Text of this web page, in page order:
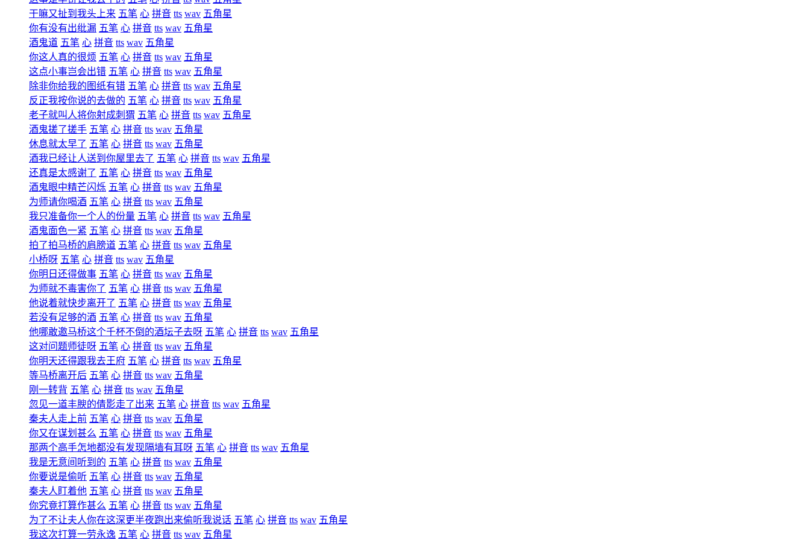
干嘛又扯到我头上来 五笔 心 拼音 tts wav 五角星
你有没有出纰漏 五笔 心 拼音 tts wav 五角星
酒鬼道 五笔 心 拼音 tts wav 五角星
你这人真的很烦 五笔 心 拼音 tts wav 五角星
这点小事岂会出错 五笔 心 拼音 tts wav 五角星
除非你给我的图纸有错 五笔 心 拼音 tts wav 五角星
反正我按你说的去做的 五笔 心 拼音 tts wav 五角星
老子就叫人将你射成刺猬 五笔 心 拼音 tts wav 五角星
酒鬼搓了搓手 五笔 心 拼音 tts wav 五角星
休息就太早了 五笔 心 拼音 tts wav 五角星
酒我已经让人送到你屋里去了 五笔 心 拼音 tts wav 五角星
还真是太感谢了 五笔 心 拼音 tts wav 五角星
酒鬼眼中精芒闪烁 五笔 心 拼音 tts wav 五角星
为师请你喝酒 五笔 心 拼音 tts wav 五角星
我只准备你一个人的份量 五笔 心 拼音 tts wav 五角星
酒鬼面色一紧 五笔 心 拼音 tts wav 五角星
拍了拍马桥的肩膀道 五笔 心 拼音 tts wav 五角星
小桥呀 五笔 心 拼音 tts wav 五角星
你明日还得做事 五笔 心 拼音 tts wav 五角星
为师就不毒害你了 五笔 心 拼音 tts wav 五角星
他说着就快步离开了 五笔 心 拼音 tts wav 五角星
若没有足够的酒 五笔 心 拼音 tts wav 五角星
他哪敢邀马桥这个千杯不倒的酒坛子去呀 五笔 心 拼音 tts wav 五角星
这对问题师徒呀 五笔 心 拼音 tts wav 五角星
你明天还得跟我去王府 五笔 心 拼音 tts wav 五角星
等马桥离开后 五笔 心 拼音 tts wav 五角星
刚一转背 五笔 心 拼音 tts wav 五角星
忽见一道丰腴的倩影走了出来 五笔 心 拼音 tts wav 五角星
秦夫人走上前 五笔 心 拼音 tts wav 五角星
你又在谋划甚么 五笔 心 拼音 tts wav 五角星
那两个高手怎地都没有发现隔墙有耳呀 五笔 心 拼音 tts wav 五角星
我是无意间听到的 五笔 心 拼音 tts wav 五角星
你要说是偷听 五笔 心 拼音 tts wav 五角星
秦夫人盯着他 五笔 心 拼音 tts wav 五角星
你究竟打算作甚么 五笔 心 拼音 tts wav 五角星
为了不让夫人你在这深更半夜跑出来偷听我说话 五笔 心 拼音 tts wav 五角星
我这次打算一劳永逸 五笔 心 拼音 tts wav 五角星